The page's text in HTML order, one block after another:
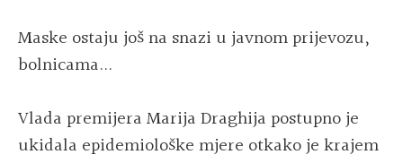
Maske ostaju još na snazi u javnom prijevozu,
bolnicama...
Vlada premijera Marija Draghija postupno je
ukidala epidemiološke mjere otkako je krajem